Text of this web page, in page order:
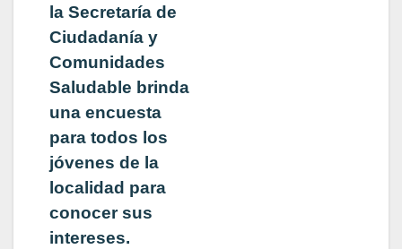
la Secretaría de
Ciudadanía y
Comunidades
Saludable brinda
una encuesta
para todos los
jóvenes de la
localidad para
conocer sus
intereses.